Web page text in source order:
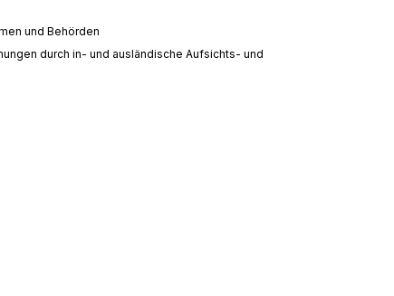
und Behörden
durch in- und ausländische Aufsichts- und